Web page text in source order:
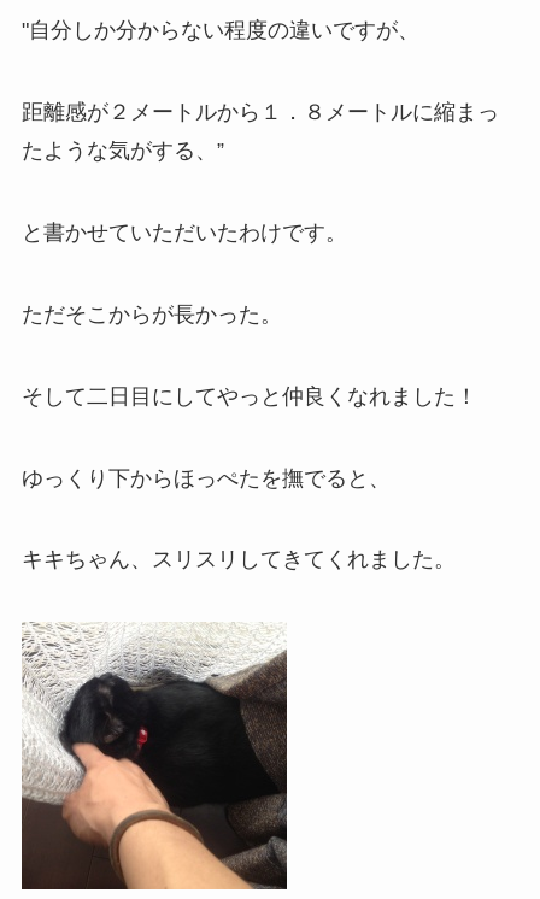
"自分しか分からない程度の違いですが、
距離感が２メートルから１．８メートルに縮まっ
たような気がする、”
と書かせていただいたわけです。
ただそこからが長かった。
そして二日目にしてやっと仲良くなれました！
ゆっくり下からほっぺたを撫でると、
キキちゃん、スリスリしてきてくれました。